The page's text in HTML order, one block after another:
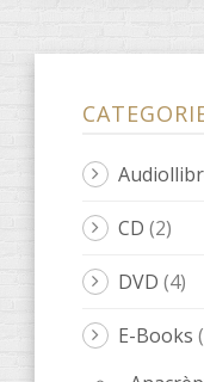
CD (2)
DVD (4)
E-Books